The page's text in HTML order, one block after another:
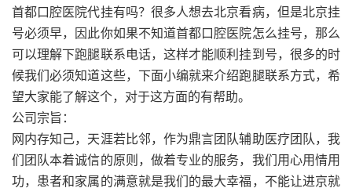
首都口腔医院代挂有吗？很多人想去北京看病，但是北京挂
号必须早，因此你如果不知道首都口腔医院怎么挂号，那么
可以理解下跑腿联系电话，这样才能顺利挂到号，很多的时
候我们必须知道这些，下面小编就来介绍跑腿联系方式，希
望大家能了解这个，对于这方面的有帮助。
公司宗旨：
网内存知己，天涯若比邻，作为鼎言团队辅助医疗团队，我
们团队本着诚信的原则，做着专业的服务，我们用心用情用
功，患者和家属的满意就是我们的最大幸福，不能让进京就